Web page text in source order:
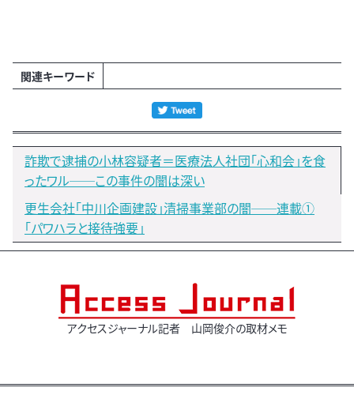
関連キーワード
詐欺で逮捕の小林容疑者＝医療法人社団「心和会」を食
ったワル──この事件の闇は深い
更生会社「中川企画建設」清掃事業部の闇──連載①
「パワハラと接待強要」
アクセスジャーナル記者 山岡俊介の取材メモ